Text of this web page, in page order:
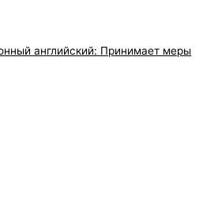
английский: Принимает меры